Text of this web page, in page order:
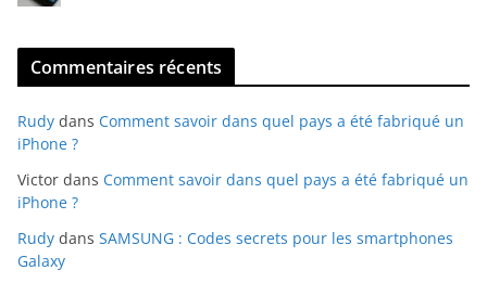
Commentaires récents
Rudy dans Comment savoir dans quel pays a été fabriqué un
iPhone ?
Victor dans Comment savoir dans quel pays a été fabriqué un
iPhone ?
Rudy dans SAMSUNG : Codes secrets pour les smartphones
Galaxy